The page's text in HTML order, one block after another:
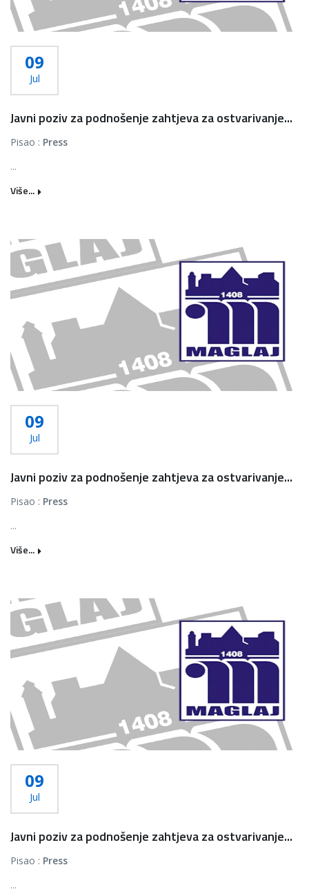
09
Jul
Javni poziv za podnošenje zahtjeva za ostvarivanje...
Pisao : Press
...
Više...
09
Jul
Javni poziv za podnošenje zahtjeva za ostvarivanje...
Pisao : Press
...
Više...
09
Jul
Javni poziv za podnošenje zahtjeva za ostvarivanje...
Pisao : Press
...